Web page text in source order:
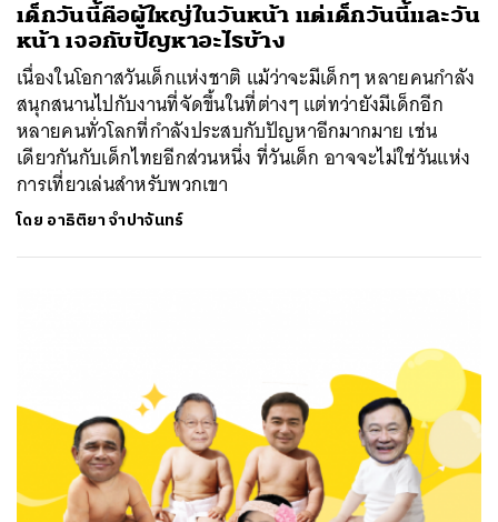
เด็กวันนี้คือผู้ใหญ่ในวันหน้า แต่เด็กวันนี้และวัน
หน้า เจอกับปัญหาอะไรบ้าง
เนื่องในโอกาสวันเด็กแห่งชาติ แม้ว่าจะมีเด็กๆ หลายคนกำลัง
สนุกสนานไปกับงานที่จัดขึ้นในที่ต่างๆ แต่ทว่ายังมีเด็กอีก
หลายคนทั่วโลกที่กำลังประสบกับปัญหาอีกมากมาย เช่น
เดียวกันกับเด็กไทยอีกส่วนหนึ่ง ที่วันเด็ก อาจจะไม่ใช่วันแห่ง
การเที่ยวเล่นสำหรับพวกเขา
โดย อาธิติยา จำปาจันทร์
SHARE TWEET LINE EMAIL